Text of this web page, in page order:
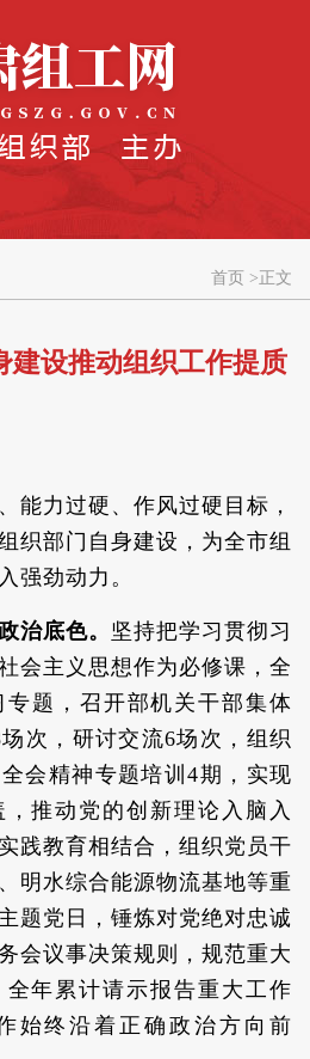
首页 > 正文
建设推动组织工作提质
能力过硬、作风过硬目标，
织部门自身建设，为全市组
强劲动力。
治底色。 坚持把学习贯彻习
会主义思想作为必修课，全
题，召开部机关干部集体
次，研讨交流6场次，组织
会精神专题培训4期，实现
推动党的创新理论入脑入
践教育相结合，组织党员干
明水综合能源物流基地等重
题党日，锤炼对党绝对忠诚
会议事决策规则，规范重大
年累计请示报告重大工作
始终沿着正确政治方向前